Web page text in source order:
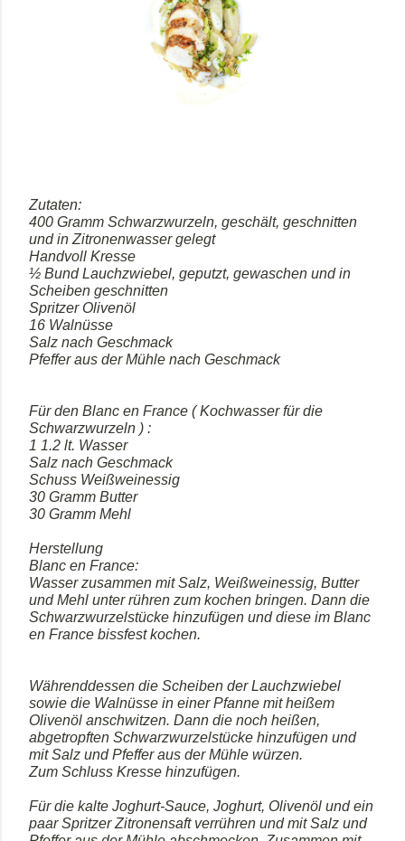
Zutaten:
400 Gramm Schwarzwurzeln, geschält, geschnitten
und in Zitronenwasser gelegt
Handvoll Kresse
½ Bund Lauchzwiebel, geputzt, gewaschen und in
Scheiben geschnitten
Spritzer Olivenöl
16 Walnüsse
Salz nach Geschmack
Pfeffer aus der Mühle nach Geschmack
Für den Blanc en France ( Kochwasser für die
Schwarzwurzeln ) :
1 1.2 lt. Wasser
Salz nach Geschmack
Schuss Weißweinessig
30 Gramm Butter
30 Gramm Mehl
Herstellung
Blanc en France:
Wasser zusammen mit Salz, Weißweinessig, Butter
und Mehl unter rühren zum kochen bringen. Dann die
Schwarzwurzelstücke hinzufügen und diese im Blanc
en France bissfest kochen.
Währenddessen die Scheiben der Lauchzwiebel
sowie die Walnüsse in einer Pfanne mit heißem
Olivenöl anschwitzen. Dann die noch heißen,
abgetropften Schwarzwurzelstücke hinzufügen und
mit Salz und Pfeffer aus der Mühle würzen.
Zum Schluss Kresse hinzufügen.
Für die kalte Joghurt-Sauce, Joghurt, Olivenöl und ein
paar Spritzer Zitronensaft verrühren und mit Salz und